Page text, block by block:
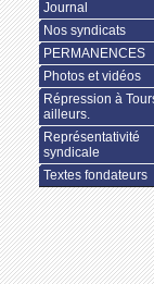
Journal
Nos syndicats
PERMANENCES
Photos et vidéos
Répression à
ailleurs.
Représentativité
syndicale
Textes fondateurs